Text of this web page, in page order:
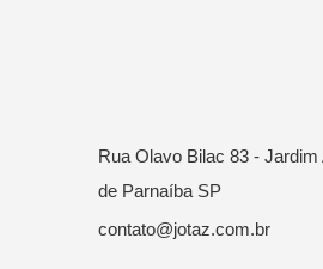
Rua Olavo Bilac 83 -
de Parnaíba SP
contato@jotaz.com.br